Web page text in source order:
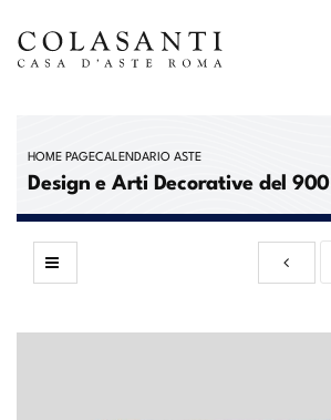
HOME PAGECALENDARIO ASTE
Design e Arti Decorative del 900